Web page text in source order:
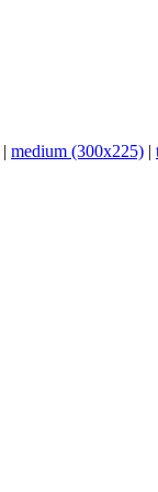
| medium (300x225) |